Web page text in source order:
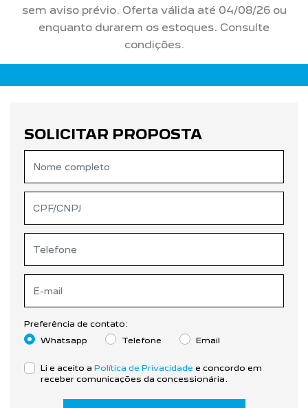
sem aviso prévio. Oferta válida até 04/08/26 ou
enquanto durarem os estoques. Consulte
condições.
SOLICITAR PROPOSTA
Preferência de contato:
Whatsapp
Telefone Email
Li e aceito a Política de Privacidade e concordo em
receber comunicações da concessionária.